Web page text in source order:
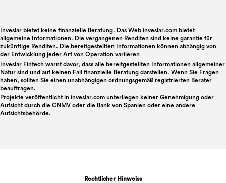
Inveslar bietet keine finanzielle Beratung. Das Web inveslar.com bietet
allgemeine Informationen. Die vergangenen Renditen sind keine garantie für
zukünftige Renditen. Die bereitgestellten Informationen können abhängig von
der Entwicklung jeder Art von Operation variieren
Inveslar Fintech warnt davor, dass alle bereitgestellten Informationen allgemeiner
Natur sind und auf keinen Fall finanzielle Beratung darstellen. Wenn Sie Fragen
haben, sollten Sie einen unabhängigen ordnungsgemäß registrierten Berater
beauftragen.
Projekte veröffentlicht in inveslar.com unterliegen keiner Genehmigung oder
Aufsicht durch die CNMV oder die Bank von Spanien oder eine andere
Aufsichtsbehörde.
Rechtlicher Hinweiss